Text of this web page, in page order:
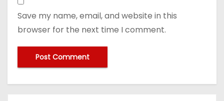
Save my name, email, and website in this
browser for the next time I comment.